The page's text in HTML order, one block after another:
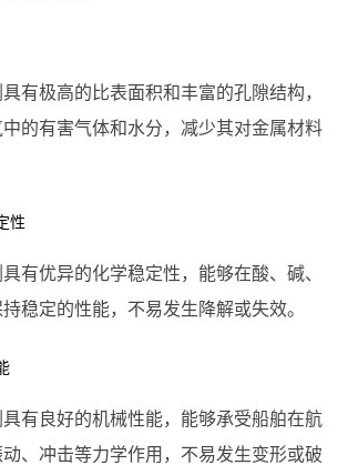
有极高的比表面积和丰富的孔隙结构，
的有害气体和水分，减少其对金属材料
性
有优异的化学稳定性，能够在酸、碱、
稳定的性能，不易发生降解或失效。
有良好的机械性能，能够承受船舶在航
、冲击等力学作用，不易发生变形或破